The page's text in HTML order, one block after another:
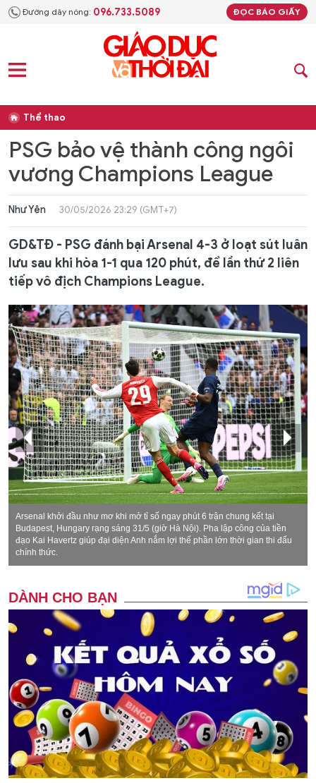
Đường dây nóng: 096.733.5089 ĐỌC BÁO GIẤY
Thể thao
PSG bảo vệ thành công ngôi
vương Champions League
Như Yên 30/05/2026 23:29 (GMT+7)
GD&TĐ - PSG đánh bại Arsenal 4-3 ở loạt sút luân
lưu sau khi hòa 1-1 qua 120 phút, để lần thứ 2 liên
tiếp vô địch Champions League.
Arsenal khởi đầu như mơ khi mở tỉ số ngay phút 6 trận chung kết tại
Budapest, Hungary rạng sáng 31/5 (giờ Hà Nội). Pha lập công của tiền
đạo Kai Havertz giúp đại diện Anh nắm lợi thế phần lớn thời gian thi đấu
chính thức.